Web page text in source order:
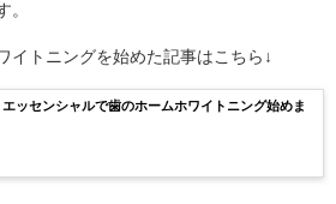
。
イトニングを始めた記事はこちら↓
ッセンシャルで歯のホームホワイトニング始めま